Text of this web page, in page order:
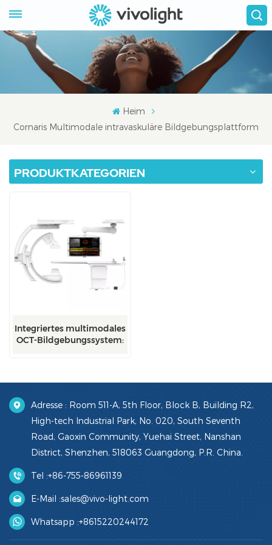
Heim
Cornaris Multimodale intravaskuläre Bildgebungsplattform
PRODUKTKATEGORIEN
Integriertes multimodales
OCT-Bildgebungssystem:
Adresse : Room 511-A, 5th Floor, Block B, Building R2,
High-tech Industrial Park, No. 020, South Seventh
Road, Gaoxin Community, Yuehai Street, Nanshan
District, Shenzhen, 518063 Guangdong, P.R. China.
Tel :+86-755-86961139
E-Mail :sales@vivo-light.com
Whatsapp :+8615220244172